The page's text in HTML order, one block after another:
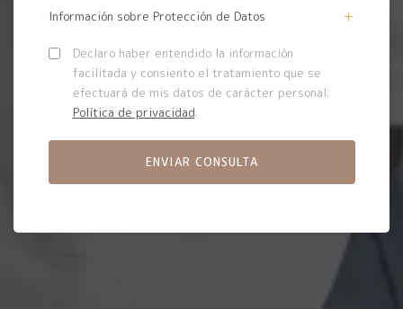
Información sobre Protección de Datos
Declaro haber entendido la información
facilitada y consiento el tratamiento que se
efectuará de mis datos de carácter personal.
Política de privacidad.